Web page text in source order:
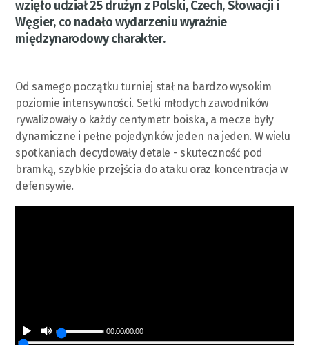
wzięło udział 25 drużyn z Polski, Czech, Słowacji i
Węgier, co nadało wydarzeniu wyraźnie
międzynarodowy charakter.
Od samego początku turniej stał na bardzo wysokim
poziomie intensywności. Setki młodych zawodników
rywalizowały o każdy centymetr boiska, a mecze były
dynamiczne i pełne pojedynków jeden na jeden. W wielu
spotkaniach decydowały detale - skuteczność pod
bramką, szybkie przejścia do ataku oraz koncentracja w
defensywie.
00:00/00:00